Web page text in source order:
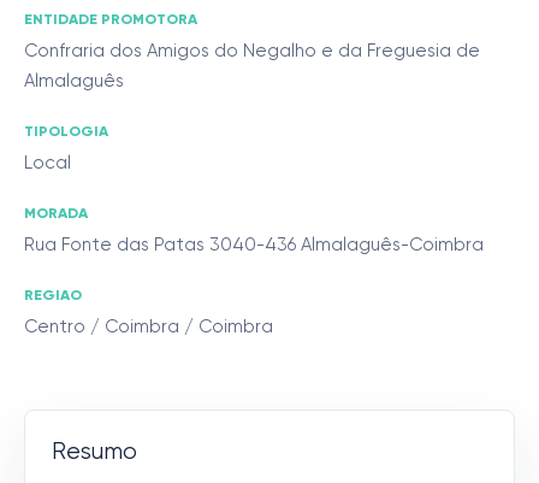
ENTIDADE PROMOTORA
Confraria dos Amigos do Negalho e da Freguesia de
Almalaguês
TIPOLOGIA
Local
MORADA
Rua Fonte das Patas 3040-436 Almalaguês-Coimbra
REGIAO
Centro / Coimbra / Coimbra
Resumo